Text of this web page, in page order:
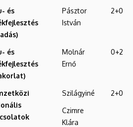
és
Pásztor
István
2+0
és
Molnár
Ernő
0+2
Szilágyiné
Czimre
Klára
2+0